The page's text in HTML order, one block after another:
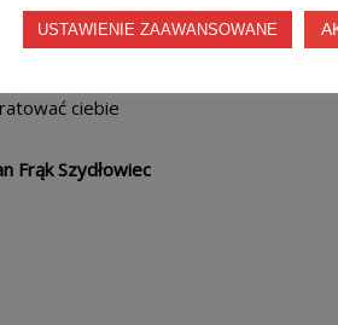
mogę
ciebie
Frąk Szydłowiec
USTAWIENIE ZAAWANSOWANE